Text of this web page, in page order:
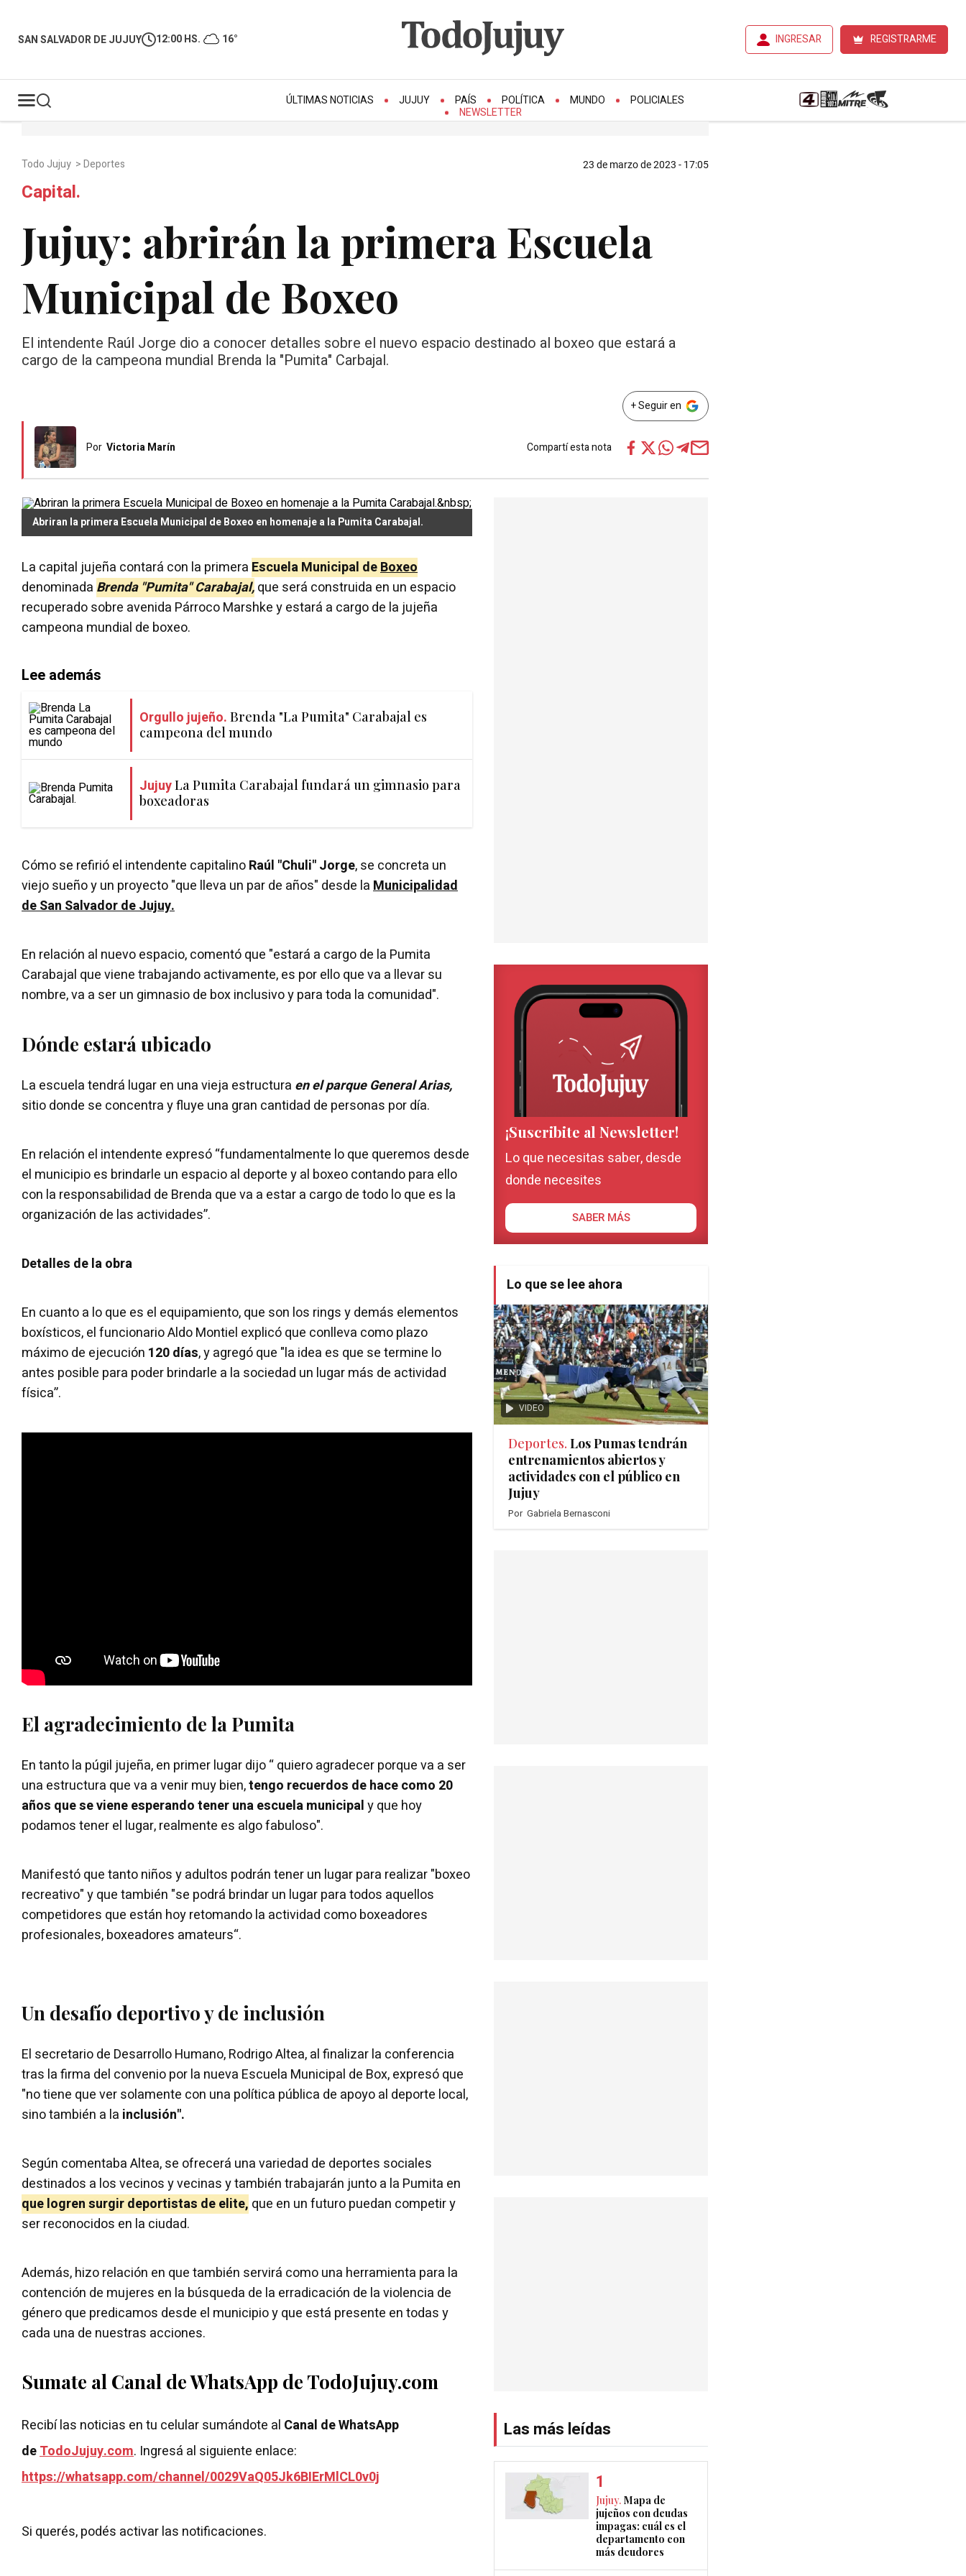
SAN SALVADOR DE JUJUY 12:00 HS. 16° INGRESAR REGISTRARME
ÚLTIMAS NOTICIAS JUJUY PAÍS POLÍTICA MUNDO
POLICIALES
NEWSLETTER
Todo Jujuy >Deportes 23 de marzo de 2023 - 17:05
Capital.
Jujuy: abrirán la primera Escuela
Municipal de Boxeo
El intendente Raúl Jorge dio a conocer detalles sobre el nuevo espacio destinado al boxeo que estará a
cargo de la campeona mundial Brenda la "Pumita" Carbajal.
+ Seguir en
Por Victoria Marín Compartí esta nota
Abriran la primera Escuela Municipal de Boxeo en homenaje a la Pumita Carabajal.
La capital jujeña contará con la primera EscuelaMunicipal deBoxeo
denominada Brenda "Pumita" Carabajal,que será construida en un espacio
recuperado sobre avenida Párroco Marshke y estará a cargo de la jujeña
campeona mundial de boxeo.
Lee además
Orgullo jujeño. Brenda "La Pumita" Carabajal es
campeona del mundo
JujuyLa Pumita Carabajal fundará un gimnasio para
boxeadoras
Cómo se refirió el intendente capitalinoRaúl "Chuli" Jorge, se concreta un
viejo sueño y un proyecto "que lleva un par de años" desde laMunicipalidad
de San Salvador de Jujuy.
En relación al nuevo espacio, comentó que "estará a cargo de la Pumita
Carabajal que viene trabajando activamente, es por ello que va a llevar su
nombre, va a ser un gimnasio de box inclusivo y para toda la comunidad".
Dónde estará ubicado
La escuela tendrá lugar en una vieja estructura en el parque General Arias,
sitio donde se concentra y fluye una gran cantidad de personas por día.
En relación el intendente expresó “fundamentalmente lo que queremos desde
el municipio es brindarle un espacio al deporte y al boxeo contando para ello
con la responsabilidad de Brenda que va a estar a cargo de todo lo que es la
organización de las actividades”.
Detalles de la obra
En cuanto a lo que es el equipamiento, que son los rings y demás elementos
boxísticos, el funcionario Aldo Montiel explicó que conlleva como plazo
máximo de ejecución 120 días, y agregó que "la idea es que se termine lo
antes posible para poder brindarle a la sociedad un lugar más de actividad
física”.
El agradecimiento de la Pumita
En tanto la púgil jujeña, en primer lugar dijo “ quiero agradecer porque va a ser
una estructura que va a venir muy bien,tengo recuerdos de hace como 20
años que se viene esperando tener una escuela municipaly que hoy
podamos tener el lugar, realmente es algo fabuloso".
Manifestó que tanto niños y adultos podrán tener un lugar para realizar "boxeo
recreativo" y que también "se podrá brindar un lugar para todos aquellos
competidores que están hoy retomando la actividad como boxeadores
profesionales, boxeadores amateurs“.
Un desafío deportivo y de inclusión
El secretario de Desarrollo Humano, Rodrigo Altea, al finalizar la conferencia
tras la firma del convenio por la nueva Escuela Municipal de Box, expresó que
"no tiene que ver solamente con una política pública de apoyo al deporte local,
sino también a la inclusión".
Según comentaba Altea, se ofrecerá una variedad de deportes sociales
destinados a los vecinos y vecinas y también trabajarán junto a la Pumita en
que logren surgir deportistas de elite, que en un futuro puedan competir y
ser reconocidos en la ciudad.
Además, hizo relación en que también servirá como una herramienta para la
contención de mujeres en la búsqueda de la erradicación de la violencia de
género que predicamos desde el municipio y que está presente en todas y
cada una de nuestras acciones.
Sumate al Canal de WhatsApp de TodoJujuy.com
Recibí las noticias en tu celular sumándote al Canal de WhatsApp
deTodoJujuy.com. Ingresá al siguiente enlace:
https://whatsapp.com/channel/0029VaQ05Jk6BIErMlCL0v0j
Si querés, podés activar las notificaciones.
¡Suscribite al Newsletter!
Lo que necesitas saber, desde
donde necesites
SABER MÁS
Lo que se lee ahora
VIDEO
Deportes. Los Pumas tendrán
entrenamientos abiertos y
actividades con el público en
Jujuy
Por Gabriela Bernasconi
Las más leídas
Jujuy. Mapa de
jujeños con deudas
impagas: cuál es el
departamento con
más deudores